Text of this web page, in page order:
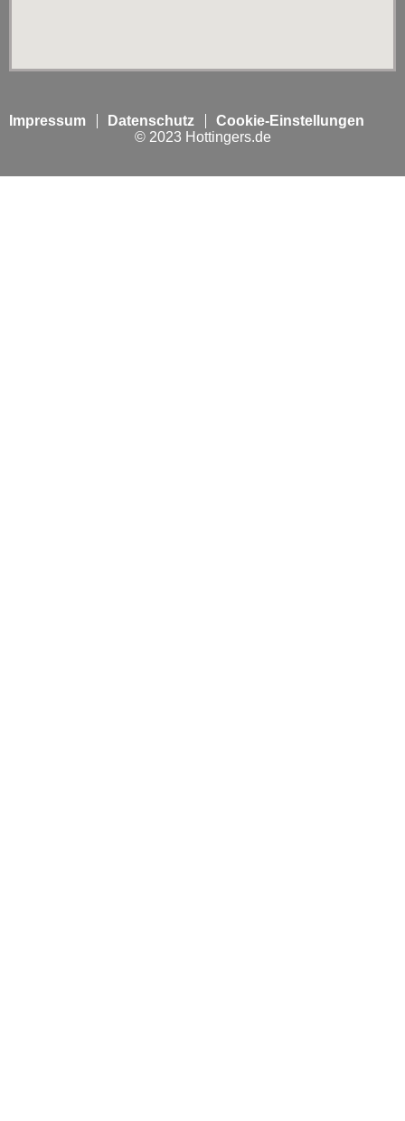
Impressum Datenschutz
Cookie-Einstellungen
© 2023 Hottingers.de